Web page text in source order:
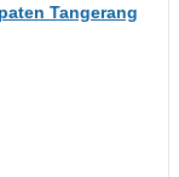
Tangerang